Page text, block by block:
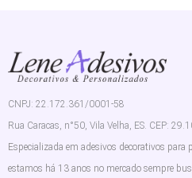
CNPJ: 22.172.361/0001-58
Rua Caracas, n°50, Vila Velha, ES. CEP:
Especializada em adesivos decorativos para
estamos há 13 anos no mercado sempre